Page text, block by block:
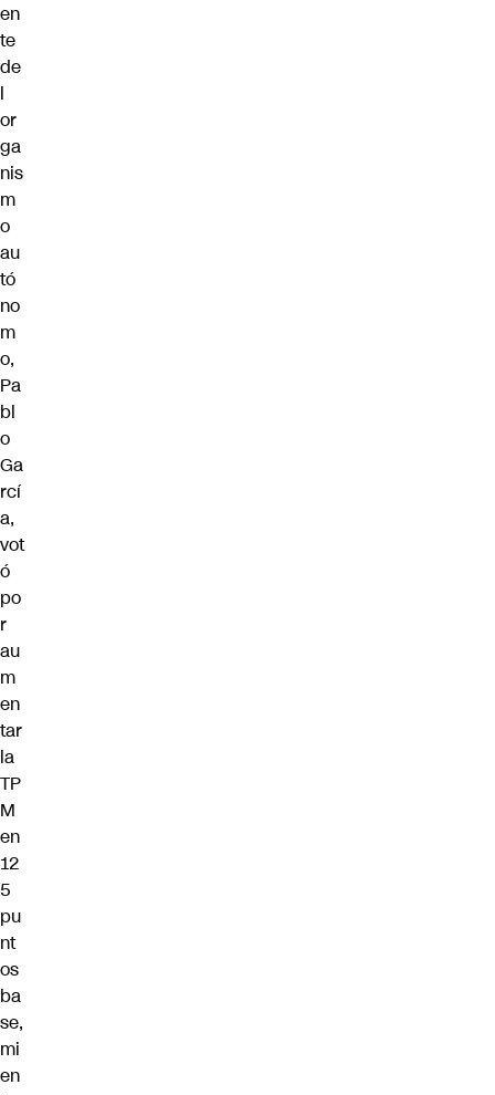
en
te
de
l
or
ga
nis
m
o
au
tó
no
m
o,
Pa
bl
o
Ga
rcí
a,
vot
ó
po
r
au
m
en
tar
la
TP
M
en
12
5
pu
nt
os
ba
se,
mi
en